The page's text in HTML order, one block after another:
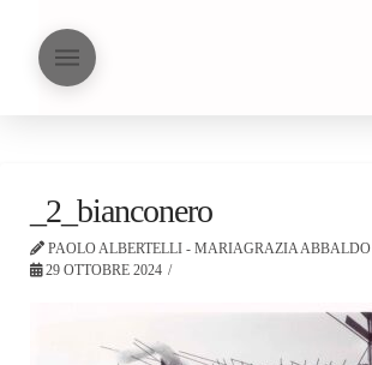
_2_bianconero
PAOLO ALBERTELLI - MARIAGRAZIA ABBALDO
29 OTTOBRE 2024